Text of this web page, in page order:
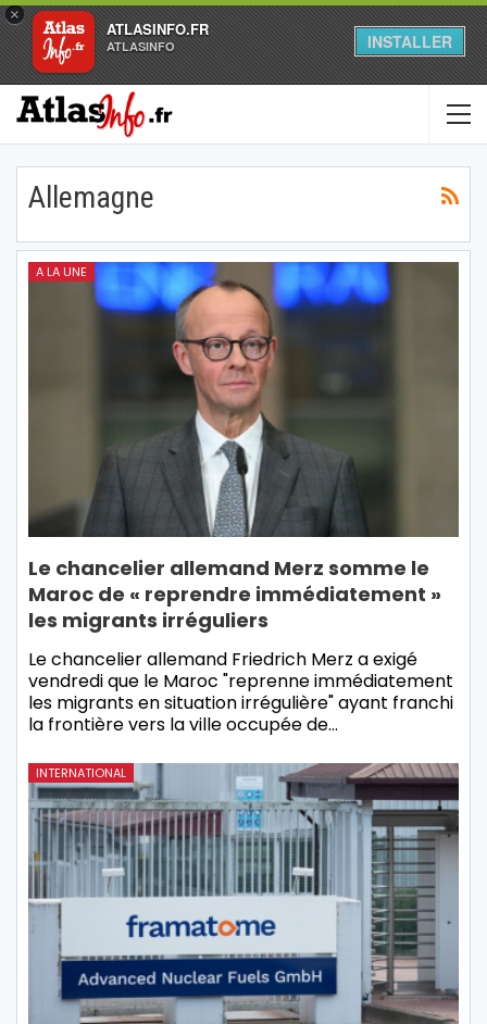
×
ATLASINFO.FR
ATLASINFO INSTALLER
Allemagne
A LA UNE
Le chancelier allemand Merz somme le
Maroc de « reprendre immédiatement »
les migrants irréguliers
Le chancelier allemand Friedrich Merz a exigé
vendredi que le Maroc "reprenne immédiatement
les migrants en situation irrégulière" ayant franchi
la frontière vers la ville occupée de…
INTERNATIONAL